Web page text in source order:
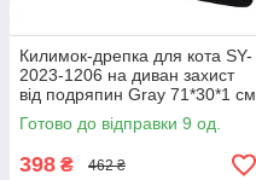
Килимок-дрепка для кота SY-
2023-1206 на диван захист
від подряпин Gray 71*30*1 см
Готово до відправки 9 од.
398 ₴ 462 ₴